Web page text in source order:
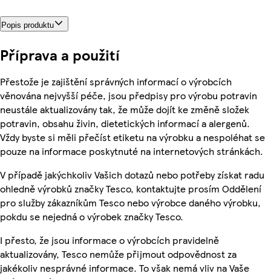
Popis produktu
Příprava a použití
Přestože je zajištění správných informací o výrobcích
věnována nejvyšší péče, jsou předpisy pro výrobu potravin
neustále aktualizovány tak, že může dojít ke změně složek
potravin, obsahu živin, dietetických informací a alergenů.
Vždy byste si měli přečíst etiketu na výrobku a nespoléhat se
pouze na informace poskytnuté na internetových stránkách.
V případě jakýchkoliv Vašich dotazů nebo potřeby získat radu
ohledně výrobků značky Tesco, kontaktujte prosím Oddělení
pro služby zákazníkům Tesco nebo výrobce daného výrobku,
pokdu se nejedná o výrobek značky Tesco.
I přesto, že jsou informace o výrobcích pravidelně
aktualizovány, Tesco nemůže přijmout odpovědnost za
jakékoliv nesprávné informace. To však nemá vliv na Vaše